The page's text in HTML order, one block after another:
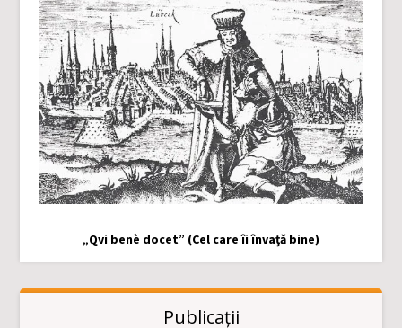
„Qvi benè docet” (Cel care îi învață bine)
Publicații